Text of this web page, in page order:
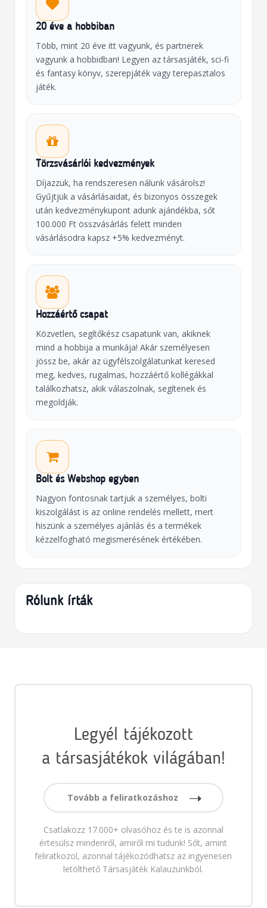
20 éve a hobbiban
Több, mint 20 éve itt vagyunk, és partnerek
vagyunk a hobbidban! Legyen az társasjáték, sci-fi
és fantasy könyv, szerepjáték vagy terepasztalos
játék.
Törzsvásárlói kedvezmények
Díjazzuk, ha rendszeresen nálunk vásárolsz!
Gyűjtjük a vásárlásaidat, és bizonyos összegek
után kedvezménykupont adunk ajándékba, sőt
100.000 Ft összvásárlás felett minden
vásárlásodra kapsz +5% kedvezményt.
Hozzáértő csapat
Közvetlen, segítőkész csapatunk van, akiknek
mind a hobbija a munkája! Akár személyesen
jössz be, akár az ügyfélszolgálatunkat keresed
meg, kedves, rugalmas, hozzáértő kollégákkal
találkozhatsz, akik válaszolnak, segítenek és
megoldják.
Bolt és Webshop egyben
Nagyon fontosnak tartjuk a személyes, bolti
kiszolgálást is az online rendelés mellett, mert
hiszünk a személyes ajánlás és a termékek
kézzelfogható megismerésének értékében.
Rólunk írták
Legyél tájékozott
a társasjátékok világában!
Tovább a feliratkozáshoz
Csatlakozz 17.000+ olvasóhoz és te is azonnal
értesülsz mindenről, amiről mi tudunk! Sőt, amint
feliratkozol, azonnal tájékozódhatsz az ingyenesen
letölthető Társasjáték Kalauzunkból.